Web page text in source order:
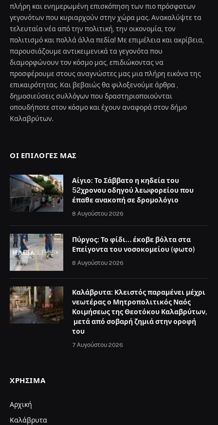
πλήρη και ενημερωμένη επισκόπηση των πιο πρόσφατων
γεγονότων που κυριαρχούν στην χώρα μας. Ανακαλύψτε τα
τελευταία νέα από την πολιτική, την οικονομία, τον
πολιτισμό και πολλά άλλα πεδία! Με επιμέλεια και ακρίβεια,
παρουσιάζουμε αντικειμενικά τα γεγονότα που
διαμορφώνουν τον κόσμο μας, επιδιώκοντας να
προσφέρουμε στους αναγνώστες μας μια πλήρη εικόνα της
επικαιρότητας. Και βεβαιώς θα φιλοξενούμε άρθρα ,
δημοσιεύσεις συλλόγων που δραστηριοποιούνται
οπουδήποτε στον κόσμο και έχουν αναφορά στον δήμο
Καλαβρύτων.
ΟΙ ΕΠΙΛΟΓΈΣ ΜΑΣ
Αίγιο: Το Σάββατο η κηδεία του
52χρονου οδηγού λεωφορείου που
έπαθε ανακοπή σε δρομολόγιο
8 Αυγούστου 2026
Πύργος: Το φίδι… έκοβε βόλτα στα
Επείγοντα του νοσοκομείου (φωτο)
8 Αυγούστου 2026
Καλάβρυτα: Κλειστός παραμένει μέχρι
νεωτέρας ο Μητροπολιτικός Ναός
Κοιμήσεως της Θεοτόκου Καλαβρύτων,
μετά από σοβαρή ζημιά στην οροφή
του
7 Αυγούστου 2026
ΧΡΉΣΙΜΑ
Αρχική
Καλάβρυτα